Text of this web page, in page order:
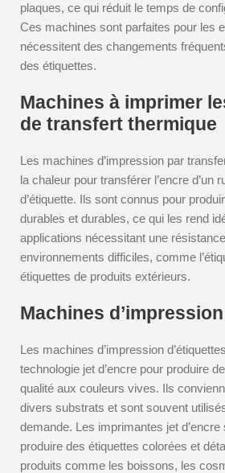
plaques, ce qui réduit le temps de
Ces machines sont parfaites pour les
nécessitent des changements
des étiquettes.
Machines à imprimer
de transfert thermique
Les machines d’impression par
la chaleur pour transférer l’encre d’un
d’étiquette. Ils sont connus pour
durables et durables, ce qui les rend
applications nécessitant une
environnements difficiles, comme
étiquettes de produits extérieurs.
Machines
Les machines d’impression
technologie jet d’encre pour produire
qualité aux couleurs vives. Ils
divers substrats et sont souvent
demande. Les imprimantes jet
produire des étiquettes colorées et
produits comme les boissons, les